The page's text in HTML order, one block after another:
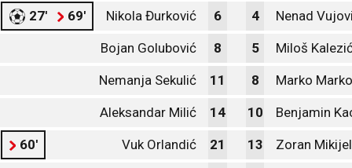
27' 69' Nikola Đurković 6 4 Nenad
Bojan Golubović 8 5 Miloš
Nemanja Sekulić 11 8 Marko
Aleksandar Milić 14 10 Benjamin
60' Vuk Orlandić 21 13 Zoran